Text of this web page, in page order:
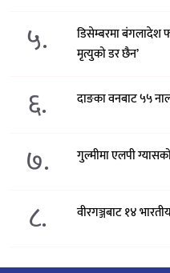
५.
डिसेम्बरमा बंगलादेश
मृत्युको डर छैन’
६. दाङका वनबाट ५५
७. गुल्मीमा एलपी
८. वीरगञ्जबाट १४